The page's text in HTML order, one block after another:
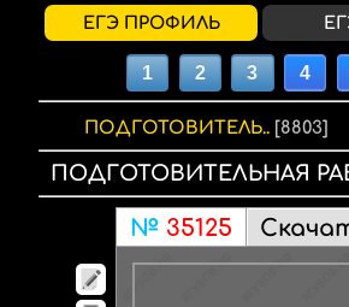
ПОДГОТОВИТЕЛЬ.. [8803]
ПОДГОТОВИТЕЛЬНАЯ
№ 35125
ЕГЭ ПРОФИЛЬ